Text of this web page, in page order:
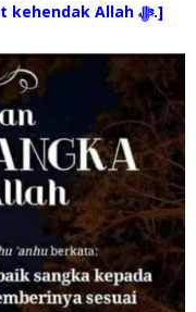
begitu kejayaan itu hanya mengikut kehendak Allah ‎ﷻ.]